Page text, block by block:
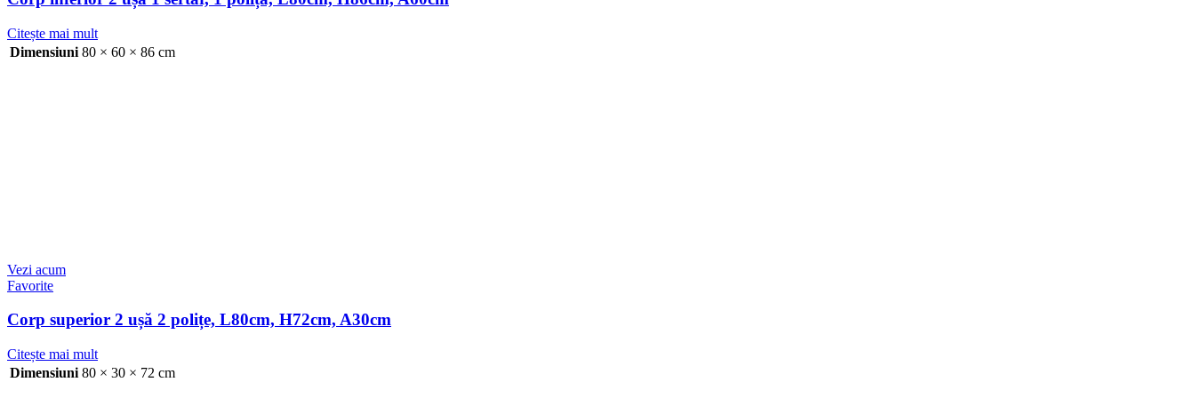
Citește mai mult
Dimensiuni 80 × 60 × 86 cm
Vezi acum
Favorite
Corp superior 2 ușă 2 polițe, L80cm, H72cm, A30cm
Citește mai mult
Dimensiuni 80 × 30 × 72 cm